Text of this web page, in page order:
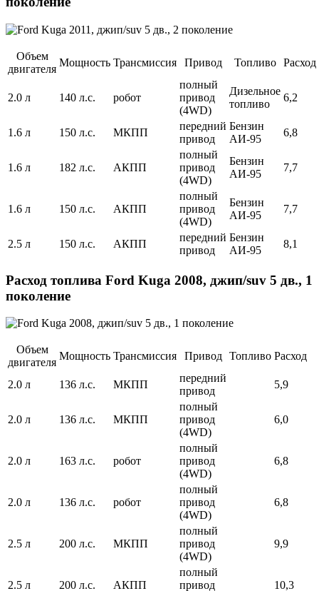
Объем
двигателя
Мощность Трансмиссия Привод Топливо Расход
2.0 л 140 л.с. робот
полный
привод
(4WD)
Дизельное
топливо
6,2
1.6 л 150 л.с. МКПП
передний
привод
Бензин
АИ-95
6,8
1.6 л 182 л.с. АКПП
полный
привод
(4WD)
Бензин
АИ-95
7,7
1.6 л 150 л.с. АКПП
полный
привод
(4WD)
Бензин
АИ-95
7,7
2.5 л 150 л.с. АКПП
передний
привод
Бензин
АИ-95
8,1
Расход топлива Ford Kuga 2008, джип/suv 5 дв., 1
поколение
Объем
двигателя
Мощность Трансмиссия Привод Топливо Расход
2.0 л 136 л.с. МКПП
передний
привод
5,9
2.0 л 136 л.с. МКПП
полный
привод
(4WD)
6,0
2.0 л 163 л.с. робот
полный
привод
(4WD)
6,8
2.0 л 136 л.с. робот
полный
привод
(4WD)
6,8
2.5 л 200 л.с. МКПП
полный
привод
(4WD)
9,9
2.5 л 200 л.с. АКПП
полный
привод
10,3